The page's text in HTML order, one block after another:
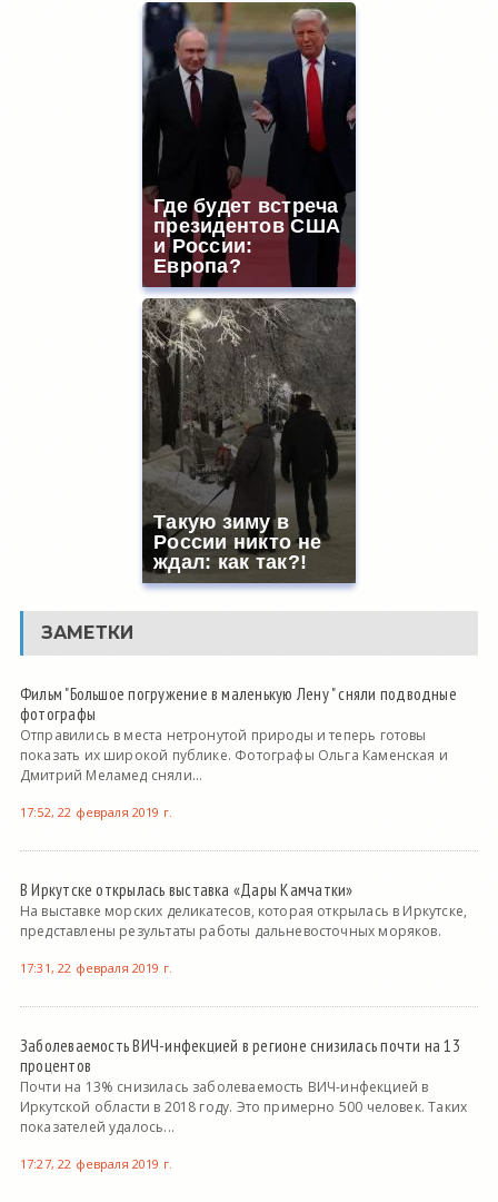
Где будет встреча
президентов США
и России:
Европа?
Такую зиму в
России никто не
ждал: как так?!
ЗАМЕТКИ
Фильм "Большое погружение в маленькую Лену " сняли подводные
фотографы
Отправились в места нетронутой природы и теперь готовы
показать их широкой публике. Фотографы Ольга Каменская и
Дмитрий Меламед сняли...
17:52, 22 февраля 2019 г.
В Иркутске открылась выставка «Дары Камчатки»
На выставке морских деликатесов, которая открылась в Иркутске,
представлены результаты работы дальневосточных моряков.
17:31, 22 февраля 2019 г.
Заболеваемость ВИЧ-инфекцией в регионе снизилась почти на 13
процентов
Почти на 13% снизилась заболеваемость ВИЧ-инфекцией в
Иркутской области в 2018 году. Это примерно 500 человек. Таких
показателей удалось...
17:27, 22 февраля 2019 г.